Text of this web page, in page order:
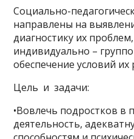
Социально-
направлены на
диагностику их
индивидуально –
обеспечение условий их
Цель и задачи:
•Вовлечь подростков в
деятельность,